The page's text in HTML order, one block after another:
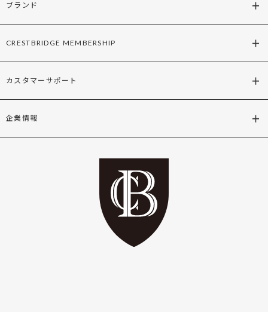
ブランド
CRESTBRIDGE MEMBERSHIP
カスタマーサポート
企業情報